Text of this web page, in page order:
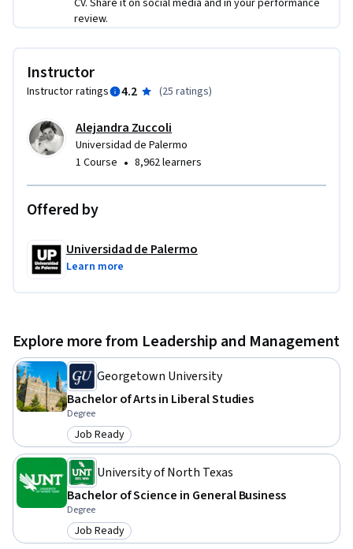
Objetivos del curso:
la toma de decisión anticipada.
● Identificar el talento como fuente básica de la motivación
● Activar el engagement como potenciador de la
inteligencia colectiva.
● Integrar los conocimiento teóricos con la aplicación
personalizada por medio de la neurociencia aplicada a la
educación disfrutable (Smarted).
CV. Share it on social media and in your performance
review.
Instructor
Instructor ratings 4.2 (25 ratings)
Alejandra Zuccoli
Universidad de Palermo
1 Course • 8,962 learners
Offered by
Universidad de Palermo
Learn more
Explore more from Leadership and Management
Georgetown University
Bachelor of Arts in Liberal Studies
Degree
Category: Job Ready
Job Ready
University of North Texas
Bachelor of Science in General Business
Degree
Category: Job Ready
Job Ready